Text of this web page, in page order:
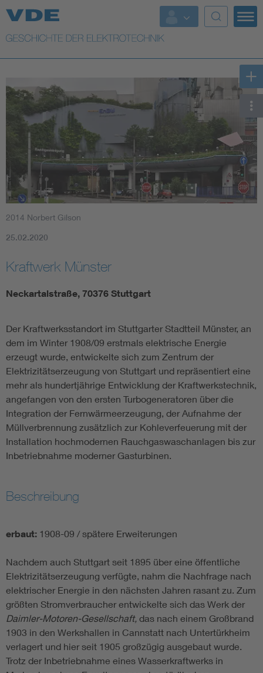
Top Themen
Weitere Themen
2014 Norbert Gilson
25.02.2020
Kraftwerk Münster
Neckartalstraße, 70376 Stuttgart
Der Kraftwerksstandort im Stuttgarter Stadtteil Münster, an
dem im Winter 1908/09 erstmals elektrische Energie
erzeugt wurde, entwickelte sich zum Zentrum der
Elektrizitätserzeugung von Stuttgart und repräsentiert eine
mehr als hundertjährige Entwicklung der Kraftwerkstechnik,
angefangen von den ersten Turbogeneratoren über die
Integration der Fernwärmeerzeugung, der Aufnahme der
Müllverbrennung zusätzlich zur Kohleverfeuerung mit der
Installation hochmodernen Rauchgaswaschanlagen bis zur
Inbetriebnahme moderner Gasturbinen.
Beschreibung
erbaut: 1908-09 / spätere Erweiterungen
Nachdem auch Stuttgart seit 1895 über eine öffentliche
Elektrizitätserzeugung verfügte, nahm die Nachfrage nach
elektrischer Energie in den nächsten Jahren rasant zu. Zum
größten Stromverbraucher entwickelte sich das Werk der
Daimler-Motoren-Gesellschaft, das nach einem Großbrand
1903 in den Werkshallen in Cannstatt nach Untertürkheim
verlagert und hier seit 1905 großzügig ausgebaut wurde.
Trotz der Inbetriebnahme eines Wasserkraftwerks in